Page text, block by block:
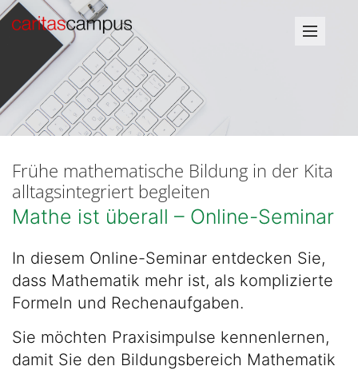
Frühe mathematische Bildung in der Kita
alltagsintegriert begleiten
Mathe ist überall – Online-Seminar
In diesem Online-Seminar entdecken Sie,
dass Mathematik mehr ist, als komplizierte
Formeln und Rechenaufgaben.
Sie möchten Praxisimpulse kennenlernen,
damit Sie den Bildungsbereich Mathematik